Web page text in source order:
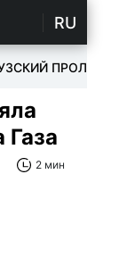
RU
ПРОЛИВ
Газа
2 мин